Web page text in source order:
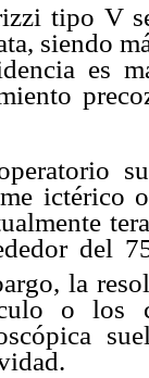
tipo V
siendo
es
ictérico
del
la
o los